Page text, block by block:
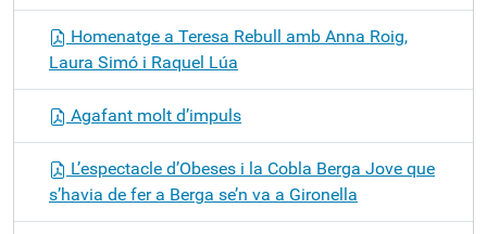
Homenatge a Teresa Rebull amb Anna Roig,
Laura Simó i Raquel Lúa
Agafant molt d’impuls
L’espectacle d’Obeses i la Cobla Berga Jove que
s’havia de fer a Berga se’n va a Gironella